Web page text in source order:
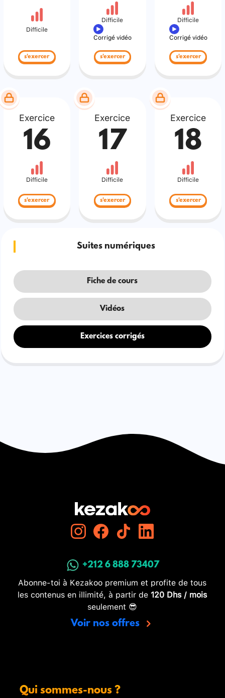
Difficile
s'exercer
Difficile
Corrigé vidéo
s'exercer
Difficile
Corrigé vidéo
s'exercer
Exercice
16
Difficile
s'exercer
Exercice
17
Difficile
s'exercer
Exercice
18
Difficile
s'exercer
Suites numériques
Fiche de cours
Vidéos
Exercices corrigés
+212 6 888 73407
Abonne-toi à Kezakoo premium et profite de tous
les contenus en illimité, à partir de 120 Dhs / mois
seulement 😎
Voir nos offres
Qui sommes-nous ?